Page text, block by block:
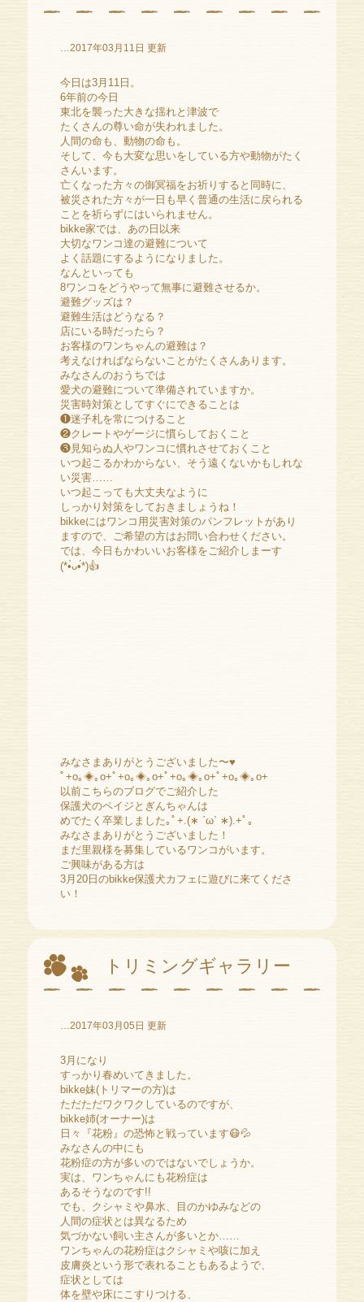
…2017年03月11日 更新
今日は3月11日。
6年前の今日
東北を襲った大きな揺れと津波で
たくさんの尊い命が失われました。
人間の命も、動物の命も。
そして、今も大変な思いをしている方や動物がたく
さんいます。
亡くなった方々の御冥福をお祈りすると同時に、
被災された方々が一日も早く普通の生活に戻られる
ことを祈らずにはいられません。
bikke家では、あの日以来
大切なワンコ達の避難について
よく話題にするようになりました。
なんといっても
8ワンコをどうやって無事に避難させるか。
避難グッズは？
避難生活はどうなる？
店にいる時だったら？
お客様のワンちゃんの避難は？
考えなければならないことがたくさんあります。
みなさんのおうちでは
愛犬の避難について準備されていますか。
災害時対策としてすぐにできることは
❶迷子札を常につけること
❷クレートやゲージに慣らしておくこと
❸見知らぬ人やワンコに慣れさせておくこと
いつ起こるかわからない、そう遠くないかもしれな
い災害……
いつ起こっても大丈夫なように
しっかり対策をしておきましょうね！
bikkeにはワンコ用災害対策のパンフレットがあり
ますので、ご希望の方はお問い合わせください。
では、今日もかわいいお客様をご紹介しまーす
(*•̀ᴗ•́*)👍
みなさまありがとうございました〜♥️
ﾟ+o｡◈｡o+ﾟ+o｡◈｡o+ﾟ+o｡◈｡o+ﾟ+o｡◈｡o+
以前こちらのブログでご紹介した
保護犬のペイジとぎんちゃんは
めでたく卒業しました｡ﾟ+.(∗ ˊωˋ ∗).+ﾟ。
みなさまありがとうございました！
まだ里親様を募集しているワンコがいます。
ご興味がある方は
3月20日のbikke保護犬カフェに遊びに来てくださ
い！
トリミングギャラリー
…2017年03月05日 更新
3月になり
すっかり春めいてきました。
bikke妹(トリマーの方)は
ただただワクワクしているのですが、
bikke姉(オーナー)は
日々『花粉』の恐怖と戦っています😷💦
みなさんの中にも
花粉症の方が多いのではないでしょうか。
実は、ワンちゃんにも花粉症は
あるそうなのです!!
でも、クシャミや鼻水、目のかゆみなどの
人間の症状とは異なるため
気づかない飼い主さんが多いとか……
ワンちゃんの花粉症はクシャミや咳に加え
皮膚炎という形で表れることもあるようで、
症状としては
体を壁や床にこすりつける、